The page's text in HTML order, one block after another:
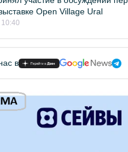
Open Village Ural
10:40
в